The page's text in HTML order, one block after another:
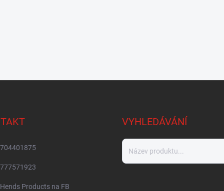
704401875
777571923
Hends Products na FB
VYHLEDÁVÁNÍ